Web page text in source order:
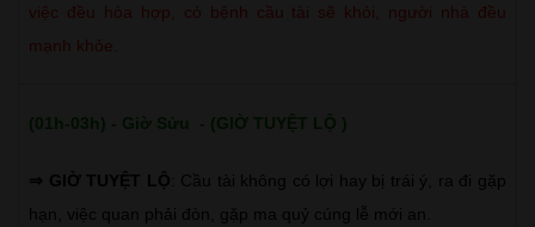
việc đều hòa hợp, có bệnh cầu tài sẽ khỏi, người nhà đều
mạnh khỏe.
(01h-03h) - Giờ Sửu - (GIỜ TUYỆT LỘ )
⇒ GIỜ TUYỆT LỘ : Cầu tài không có lợi hay bị trái ý, ra đi gặp
hạn, việc quan phải đòn, gặp ma quỷ cúng lễ mới an.